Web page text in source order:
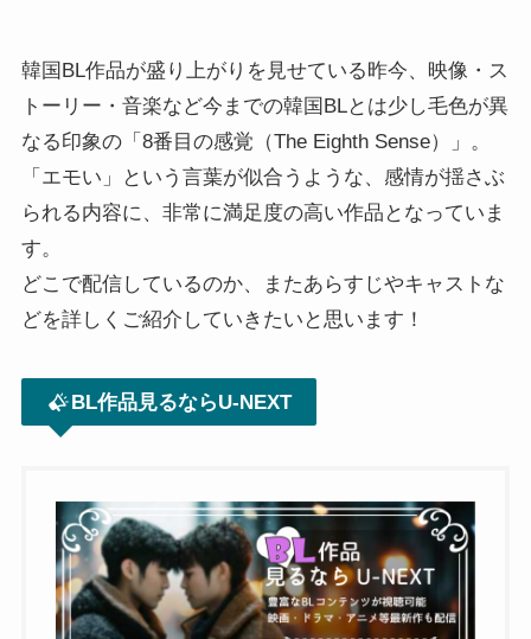
韓国BL作品が盛り上がりを見せている昨今、映像・ス
トーリー・音楽など今までの韓国BLとは少し毛色が異
なる印象の「8番目の感覚（The Eighth Sense）」。
「エモい」という言葉が似合うような、感情が揺さぶ
られる内容に、非常に満足度の高い作品となっていま
す。
どこで配信しているのか、またあらすじやキャストな
どを詳しくご紹介していきたいと思います！
BL作品見るならU-NEXT